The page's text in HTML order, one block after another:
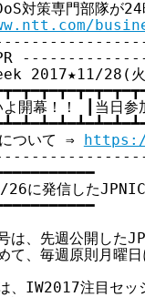
対策専門部隊が
2017★11/28(火)
開幕！！ ┃当日参
ついて ⇒
に発信したJPNIC
は、先週公開した
て、毎週原則月曜
、IW2017注目セ